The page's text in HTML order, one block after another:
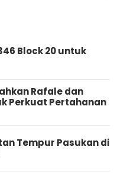
Block 20 untuk
Rafale dan
Perkuat Pertahanan
Tempur Pasukan di